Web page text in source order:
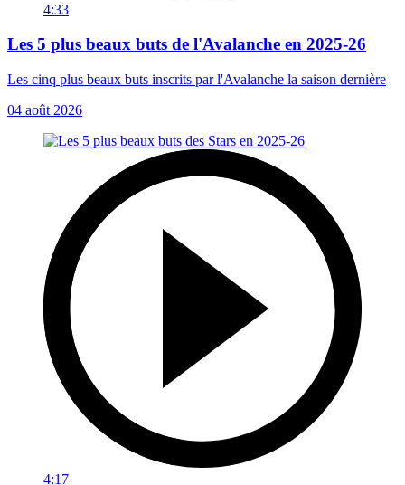
4:33
Les 5 plus beaux buts de l'Avalanche en 2025-26
Les cinq plus beaux buts inscrits par l'Avalanche la saison dernière
04 août 2026
4:17